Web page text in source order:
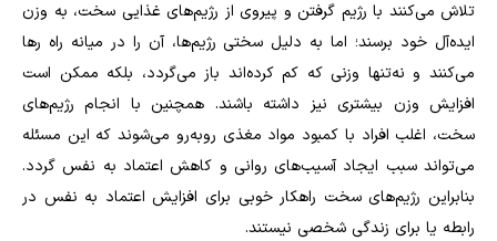
تلاش می‌کنند با رژیم گرفتن و پیروی از رژیم‌های غذایی سخت، به وزن
ایده‌آل خود برسند؛ اما به دلیل سختی رژیم‌ها، آن را در میانه راه رها
می‌کنند و نه‌تنها وزنی که کم کرده‌اند باز می‌گردد، بلکه ممکن است
افزایش وزن بیشتری نیز داشته باشند. همچنین با انجام رژیم‌های
سخت، اغلب افراد با کمبود مواد مغذی روبه‌رو می‌شوند که این مسئله
می‌تواند سبب ایجاد آسیب‌های روانی و کاهش اعتماد به نفس گردد.
بنابراین رژیم‌های سخت راهکار خوبی برای افزایش اعتماد به نفس در
رابطه یا برای زندگی شخصی نیستند.